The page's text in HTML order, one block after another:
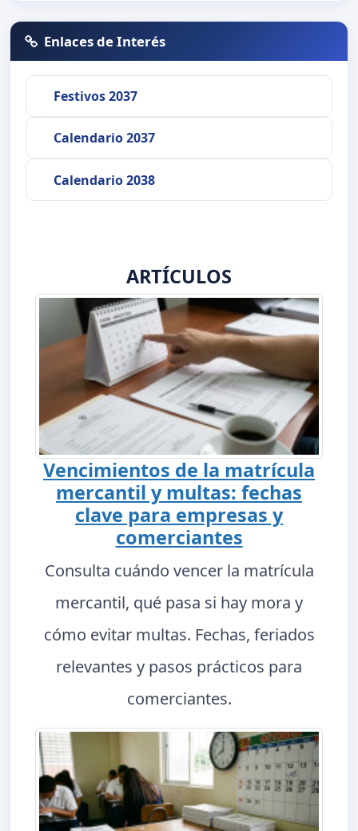
Enlaces de Interés
Festivos 2037
Calendario 2037
Calendario 2038
ARTÍCULOS
Vencimientos de la matrícula
mercantil y multas: fechas
clave para empresas y
comerciantes
Consulta cuándo vencer la matrícula
mercantil, qué pasa si hay mora y
cómo evitar multas. Fechas, feriados
relevantes y pasos prácticos para
comerciantes.